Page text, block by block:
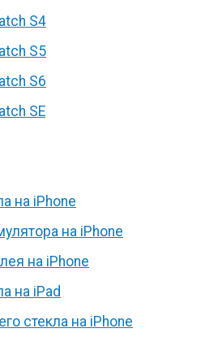
S4
S5
S6
SE
на iPhone
на iPhone
на iPhone
на iPad
стекла на iPhone